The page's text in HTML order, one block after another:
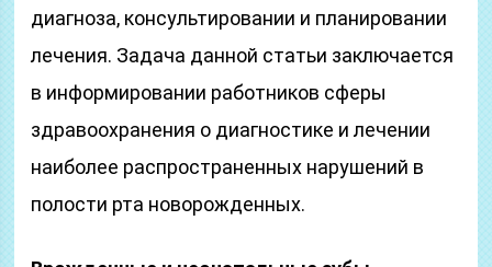
диагноза, консультировании и планировании
лечения. Задача данной статьи заключается
в информировании работников сферы
здравоохранения о диагностике и лечении
наиболее распространенных нарушений в
полости рта новорожденных.